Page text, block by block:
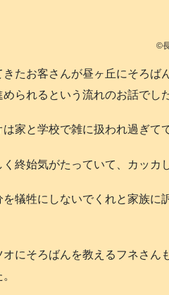
©️
きたお客さんが昼ヶ丘にそろば
められるという流れのお話でし
は家と学校で雑に扱われ過ぎて
く終始気がたっていて、カッカ
を犠牲にしないでくれと家族
オにそろばんを教えるフネさん